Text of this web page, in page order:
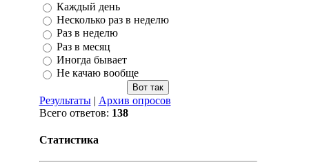
Каждый день
Несколько раз в неделю
Раз в неделю
Раз в месяц
Иногда бывает
Не качаю вообще
Результаты| Архив опросов
Всего ответов: 138
Статистика